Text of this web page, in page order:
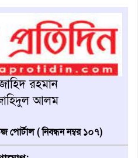
বরাদ্দ ঘিরে
জেরে ওয়ার্ড বিএনপি
সম্পাদককে হাতুড়িপেটা
করতে পারলেন না
জাতীয় চ্যাম্পিয়ন মাগুরা
সংবর্ধনা
রহমান
আলম
পোর্টাল ( নিবন্ধন নম্বর ১০৭)